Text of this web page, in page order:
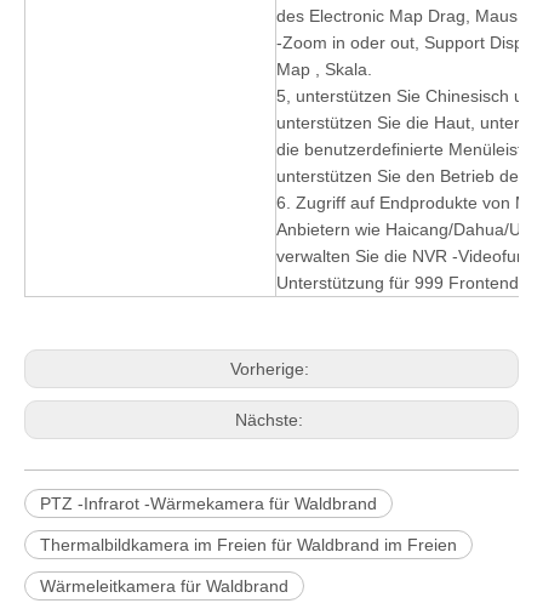
des Electronic Map Drag, Maus -
-Zoom in oder out, Support
Map , Skala.
5, unterstützen Sie Chinesisch
unterstützen Sie die Haut,
die benutzerdefinierte Menüleiste
unterstützen Sie den Betrieb des
6. Zugriff auf Endprodukte von
Anbietern wie Haicang/Dahua/
verwalten Sie die NVR -
Unterstützung für 999 Frontend/
Vorherige:
Nächste:
PTZ -Infrarot -Wärmekamera für Waldbrand
Thermalbildkamera im Freien für Waldbrand im Freien
Wärmeleitkamera für Waldbrand